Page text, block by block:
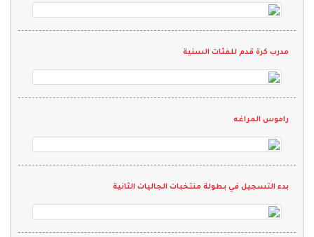
مدرب كرة قدم للفئات السنية
راموس المراغه
بدء التسجيل في بطولة منتخبات الجاليات الثانية